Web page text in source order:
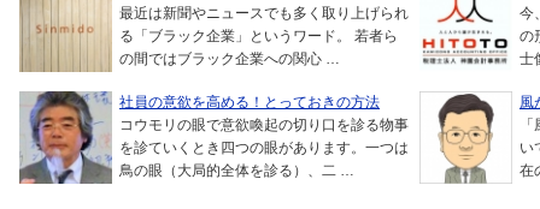
最近は新聞やニュースでも多く取り上げられ
る「ブラック企業」というワード。 若者ら
の間ではブラック企業への関心 …
今
の
士
社員の意欲を高める！とっておきの方法
コウモリの眼で意欲喚起の切り口を診る物事
を診ていくとき四つの眼があります。一つは
鳥の眼（大局的全体を診る）、二 …
風
い
在